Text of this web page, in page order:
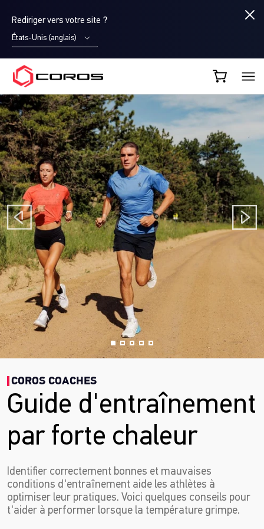
Rediriger vers votre site ?
États-Unis (anglais)
COROS FR
COROS COACHES
Guide d'entraînement
par forte chaleur
Identifier correctement bonnes et mauvaises
conditions d'entraînement aide les athlètes à
optimiser leur pratiques. Voici quelques conseils pour
t'aider à performer lorsque la température grimpe.